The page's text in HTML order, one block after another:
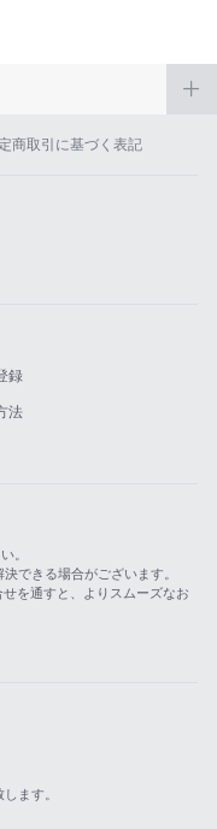
商取引に基づく表記
録
法
。
できる場合がございます。
を通すと、よりスムーズなお
ます。